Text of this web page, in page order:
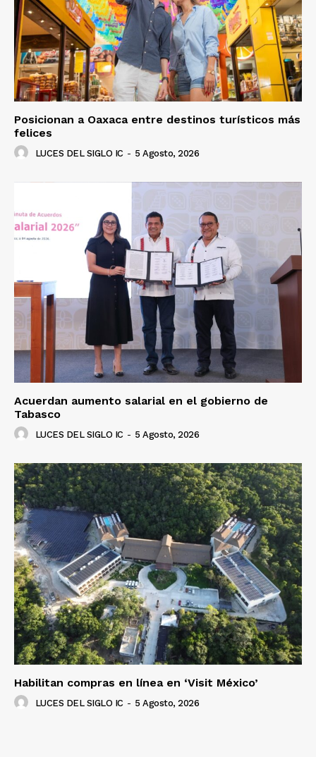
Luces
Del Siglo
Posicionan a Oaxaca entre destinos turísticos más
felices
LUCES DEL SIGLO IC - 5 Agosto, 2026
Acuerdan aumento salarial en el gobierno de
Tabasco
LUCES DEL SIGLO IC - 5 Agosto, 2026
Habilitan compras en línea en ‘Visit México’
LUCES DEL SIGLO IC - 5 Agosto, 2026